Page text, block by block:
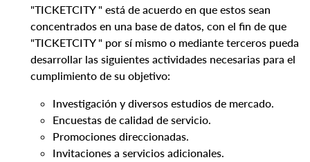
"TICKETCITY " está de acuerdo en que estos sean
concentrados en una base de datos, con el fin de que
"TICKETCITY " por sí mismo o mediante terceros pueda
desarrollar las siguientes actividades necesarias para el
cumplimiento de su objetivo:
Investigación y diversos estudios de mercado.
Encuestas de calidad de servicio.
Promociones direccionadas.
Invitaciones a servicios adicionales.